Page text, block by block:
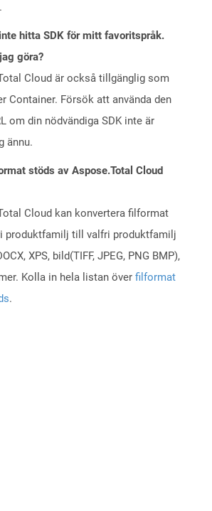
hitta SDK för mitt favoritspråk.
göra?
Cloud är också tillgänglig som
Container. Försök att använda den
om din nödvändiga SDK inte är
ännu.
stöds av Aspose.Total Cloud
Cloud kan konvertera filformat
produktfamilj till valfri produktfamilj
XPS, bild(TIFF, JPEG, PNG BMP),
Kolla in hela listan över filformat
.